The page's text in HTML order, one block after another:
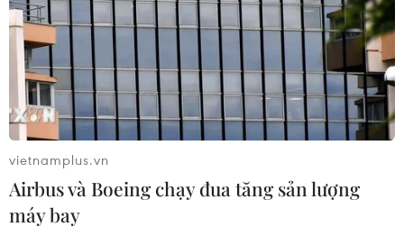
vietnamplus.vn
Airbus và Boeing chạy đua tăng sản lượng
máy bay